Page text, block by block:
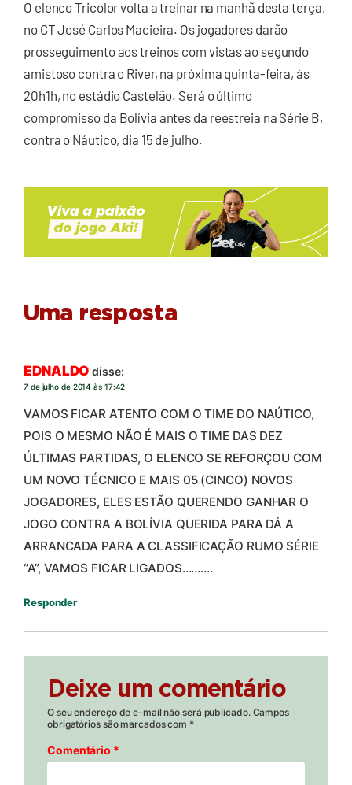
O elenco Tricolor volta a treinar na manhã desta terça,
no CT José Carlos Macieira. Os jogadores darão
prosseguimento aos treinos com vistas ao segundo
amistoso contra o River, na próxima quinta-feira, às
20h1h, no estádio Castelão. Será o último
compromisso da Bolívia antes da reestreia na Série B,
contra o Náutico, dia 15 de julho.
Uma resposta
EDNALDO disse:
7 de julho de 2014 às 17:42
VAMOS FICAR ATENTO COM O TIME DO NAÚTICO,
POIS O MESMO NÃO É MAIS O TIME DAS DEZ
ÚLTIMAS PARTIDAS, O ELENCO SE REFORÇOU COM
UM NOVO TÉCNICO E MAIS 05 (CINCO) NOVOS
JOGADORES, ELES ESTÃO QUERENDO GANHAR O
JOGO CONTRA A BOLÍVIA QUERIDA PARA DÁ A
ARRANCADA PARA A CLASSIFICAÇÃO RUMO SÉRIE
“A”, VAMOS FICAR LIGADOS……….
Responder
Deixe um comentário
O seu endereço de e-mail não será publicado. Campos
obrigatórios são marcados com *
Comentário *